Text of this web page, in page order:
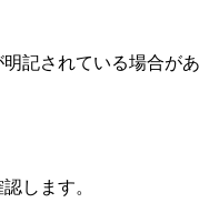
記されている場合があ
します。